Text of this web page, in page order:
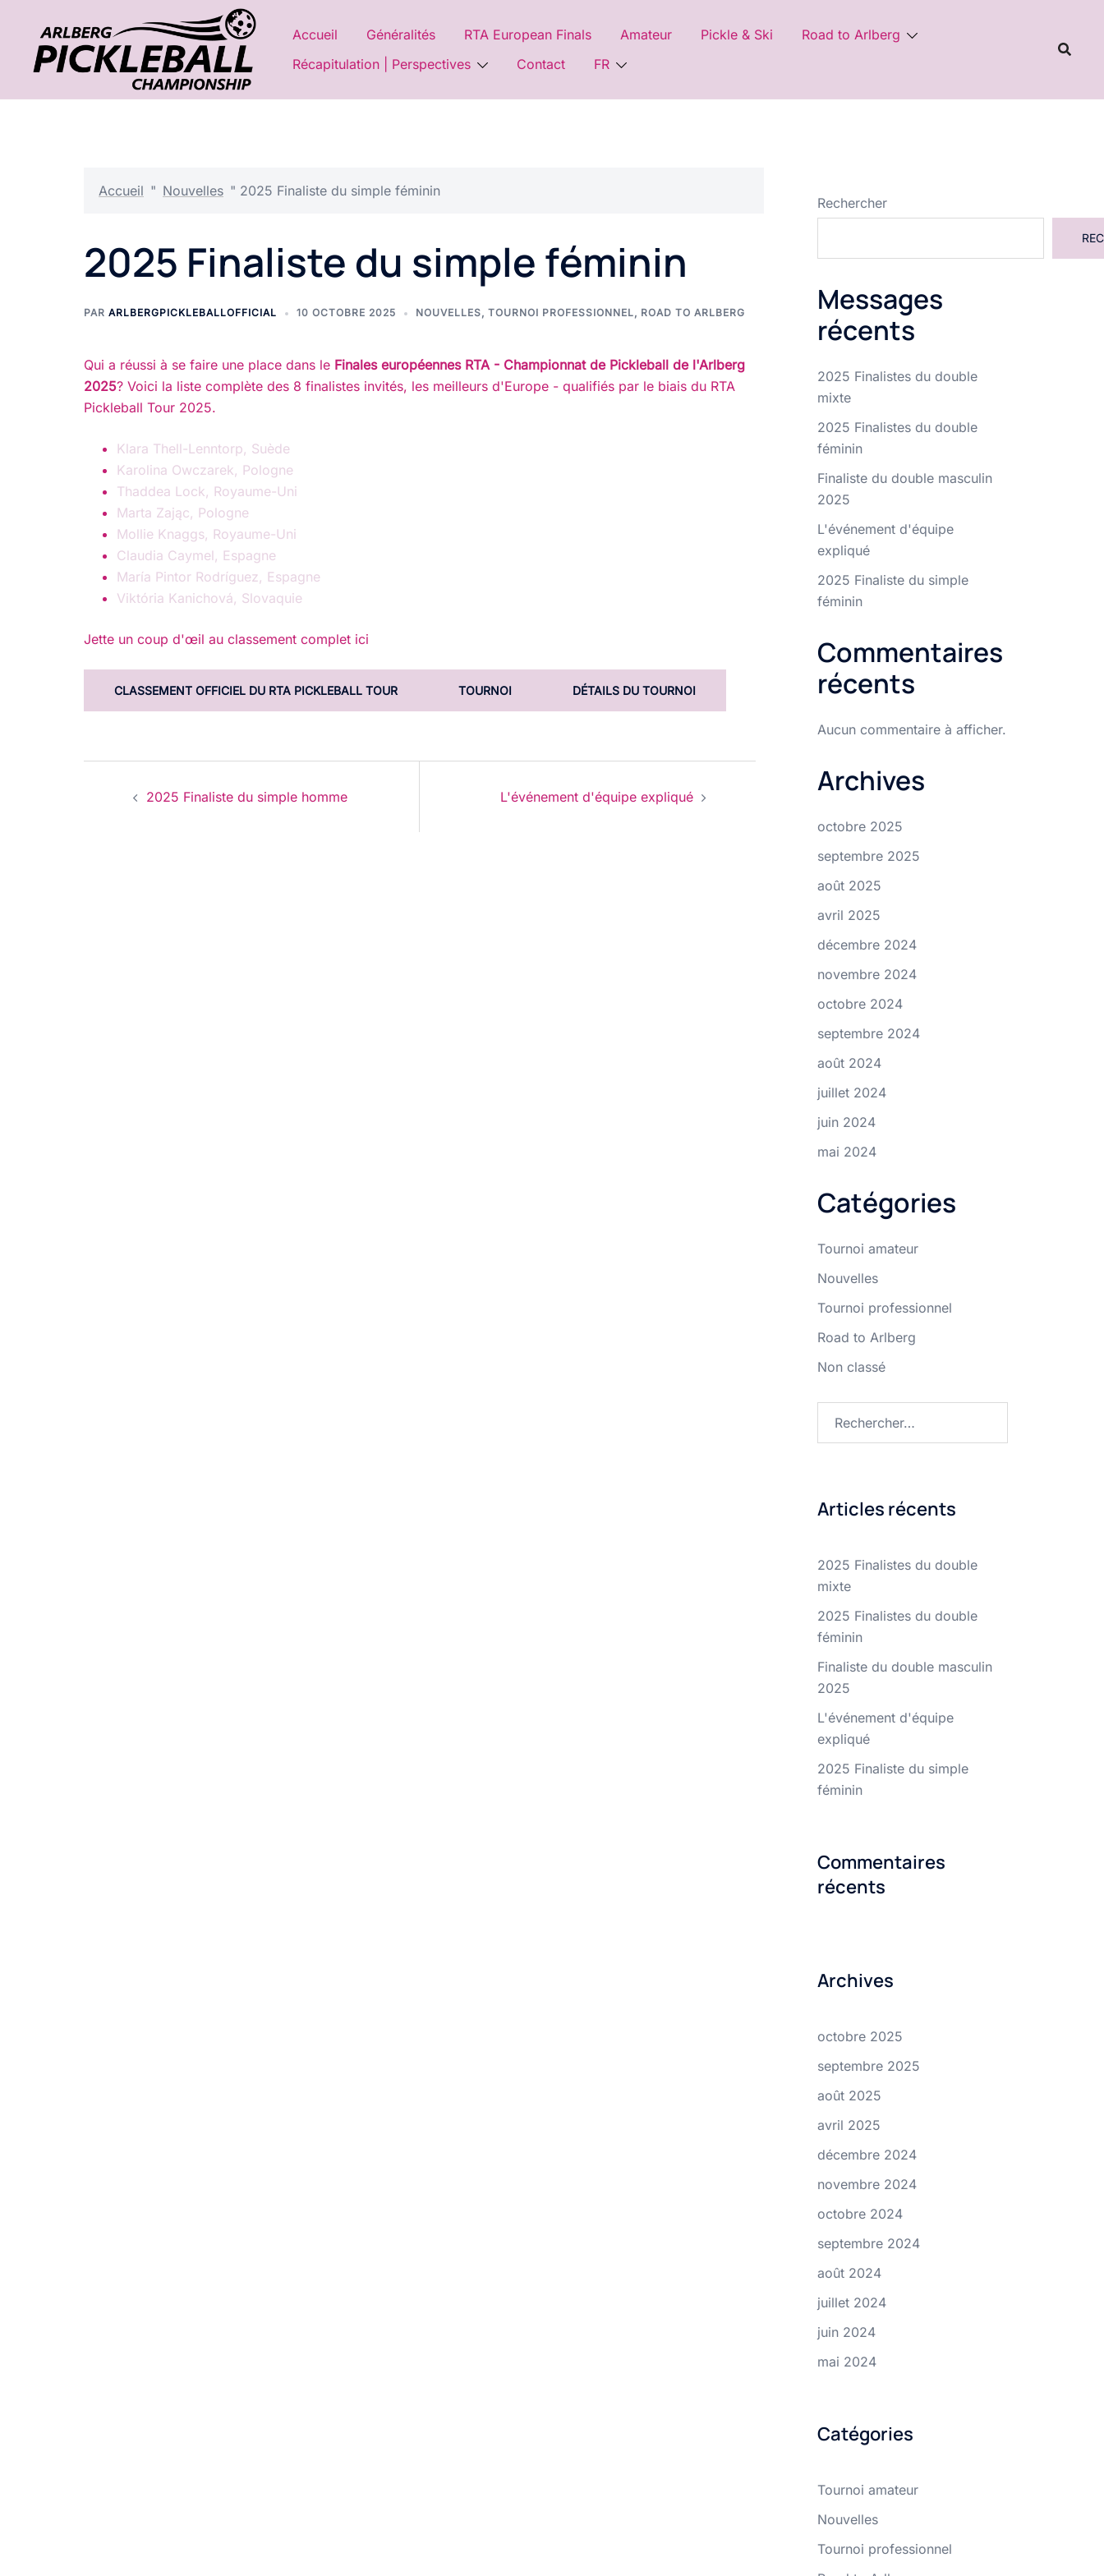
contenu
Accueil Généralités RTA European Finals Amateur Pickle & Ski
Road to Arlberg
Récapitulation | Perspectives
Contact FR
Accueil " Nouvelles " 2025 Finaliste du simple féminin
2025 Finaliste du simple féminin
PAR ARLBERGPICKLEBALLOFFICIAL 10 OCTOBRE 2025 NOUVELLES, TOURNOI PROFESSIONNEL, ROAD TO ARLBERG
Qui a réussi à se faire une place dans le Finales européennes RTA - Championnat de Pickleball de l'Arlberg
2025? Voici la liste complète des 8 finalistes invités, les meilleurs d'Europe - qualifiés par le biais du RTA
Pickleball Tour 2025.
Klara Thell-Lenntorp, Suède
Karolina Owczarek, Pologne
Thaddea Lock, Royaume-Uni
Marta Zając, Pologne
Mollie Knaggs, Royaume-Uni
Claudia Caymel, Espagne
María Pintor Rodríguez, Espagne
Viktória Kanichová, Slovaquie
Jette un coup d'œil au classement complet ici
CLASSEMENT OFFICIEL DU RTA PICKLEBALL TOUR TOURNOI DÉTAILS DU TOURNOI
Navigation
2025 Finaliste du simple homme L'événement d'équipe expliqué
Rechercher
Messages
récents
2025 Finalistes du double
mixte
2025 Finalistes du double
féminin
Finaliste du double masculin
2025
L'événement d'équipe
expliqué
2025 Finaliste du simple
féminin
Commentaires
récents
Aucun commentaire à afficher.
Archives
octobre 2025
septembre 2025
août 2025
avril 2025
décembre 2024
novembre 2024
octobre 2024
septembre 2024
août 2024
juillet 2024
juin 2024
mai 2024
Catégories
Tournoi amateur
Nouvelles
Tournoi professionnel
Road to Arlberg
Non classé
Articles récents
2025 Finalistes du double
mixte
2025 Finalistes du double
féminin
Finaliste du double masculin
2025
L'événement d'équipe
expliqué
2025 Finaliste du simple
féminin
Commentaires
récents
Archives
octobre 2025
septembre 2025
août 2025
avril 2025
décembre 2024
novembre 2024
octobre 2024
septembre 2024
août 2024
juillet 2024
juin 2024
mai 2024
Catégories
Tournoi amateur
Nouvelles
Tournoi professionnel